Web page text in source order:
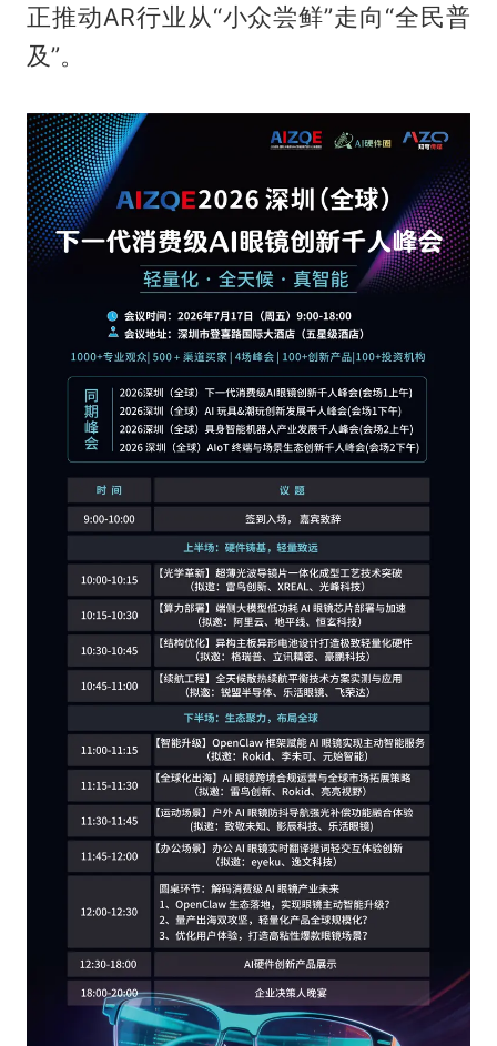
正推动AR行业从“小众尝鲜”走向“全民普
及”。